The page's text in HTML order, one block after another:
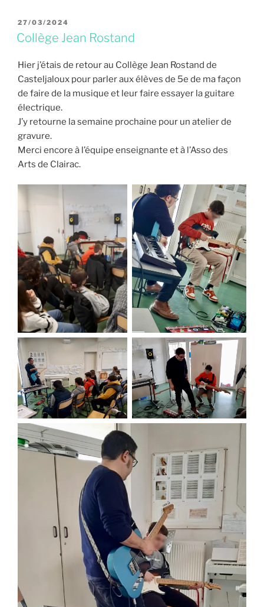
PUBLIÉ
LE
27/03/2024
Collège Jean Rostand
Hier j’étais de retour au Collège Jean Rostand de
Casteljaloux pour parler aux élèves de 5e de ma façon
de faire de la musique et leur faire essayer la guitare
électrique.
J’y retourne la semaine prochaine pour un atelier de
gravure.
Merci encore à l’équipe enseignante et à l’Asso des
Arts de Clairac.